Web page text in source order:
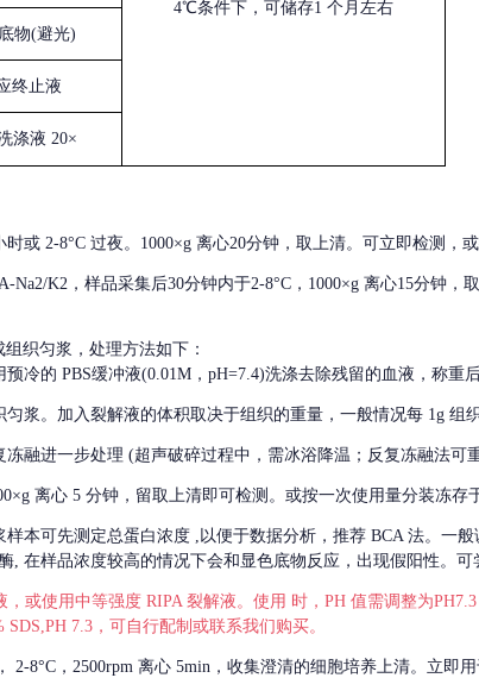
4℃条件下，可储存1 个月左右
物(避光)
终止液
涤液 20×
时或 2-8°C 过夜。1000×g 离心20分钟，取上清。可立即检测，
Na2/K2，样品采集后30分钟内于2-8°C，1000×g 离心15分钟
织匀浆，处理方法如下：
预冷的 PBS缓冲液(0.01M，pH=7.4)洗涤去除残留的血液，称重后
匀浆。加入裂解液的体积取决于组织的重量，一般情况每 1g 组
冻融进一步处理 (超声破碎过程中，需冰浴降温；反复冻融法可
离心 5 分钟，留取上清即可检测。或按一次使用量分装冻存于
样本可先测定总蛋白浓度 ,以便于数据分析，推荐 BCA 法。一
, 在样品浓度较高的情况下会和显色底物反应，出现假阳性。可
，或使用中等强度 RIPA 裂解液。使用 时，PH 值需调整为
SDS,PH 7.3，可自行配制或联系我们购买。
2-8°C，2500rpm 离心 5min，收集澄清的细胞培养上清。立即